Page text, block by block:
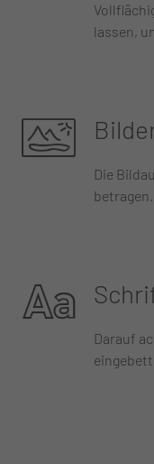
lassen,
Die
Darauf